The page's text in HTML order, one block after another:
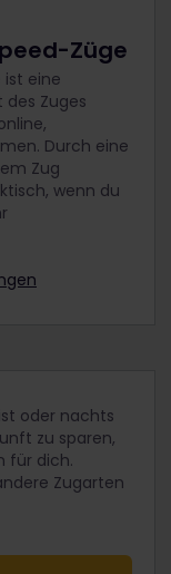
Züge
ist eine
des Zuges
Durch eine
Zug
wenn du
oder nachts
zu sparen,
für dich.
Zugarten